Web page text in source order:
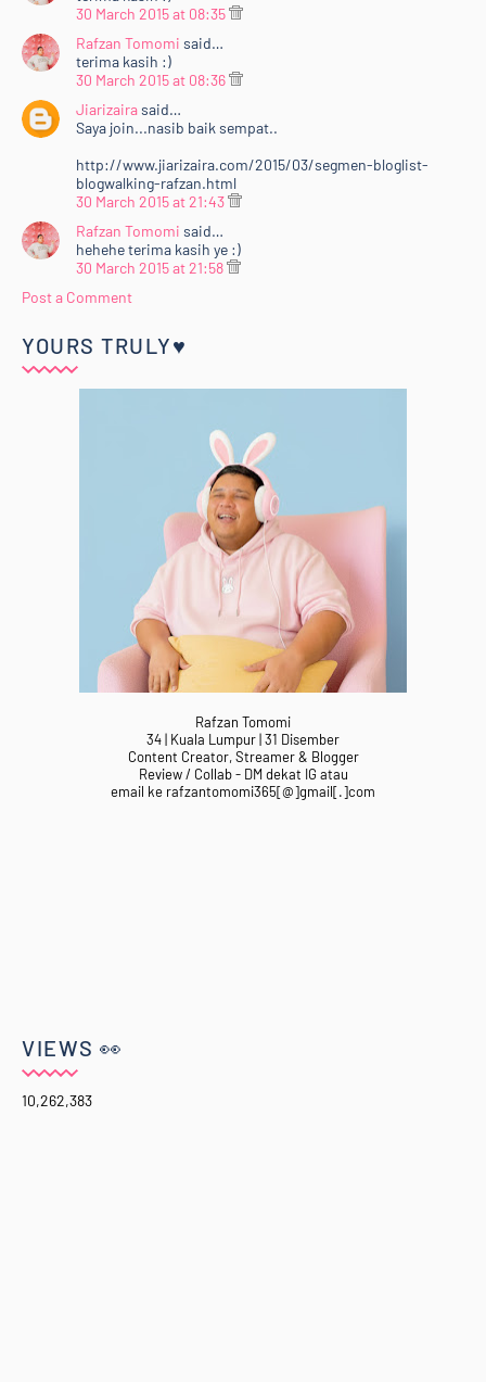
30 March 2015 at 08:35
Rafzan Tomomi said…
terima kasih :)
30 March 2015 at 08:36
Jiarizairasaid…
Saya join...nasib baik sempat..
http://www.jiarizaira.com/2015/03/segmen-bloglist-
blogwalking-rafzan.html
30 March 2015 at 21:43
Rafzan Tomomi said…
hehehe terima kasih ye :)
30 March 2015 at 21:58
Post a Comment
YOURS TRULY♥
Rafzan Tomomi
34 | Kuala Lumpur | 31 Disember
Content Creator, Streamer & Blogger
Review / Collab - DM dekat IG atau
email ke rafzantomomi365[@]gmail[.]com
VIEWS 👀
10,262,383